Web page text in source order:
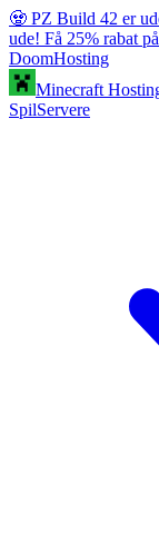
🧟 PZ Build 42 er
ude! Få 25% rabat
DoomHosting
Minecraft
SpilServere